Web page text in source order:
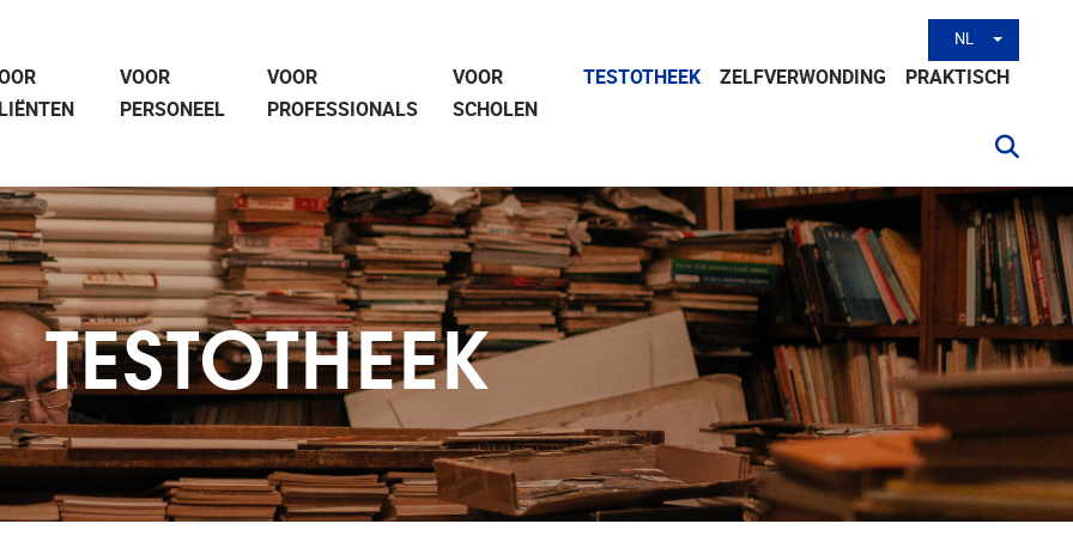
NL Andere
VOOR
PERSONEEL
VOOR
PROFESSIONALS
VOOR
SCHOLEN
TESTOTHEEK ZELFVERWONDING PRAKTISCH
TESTOTHEEK